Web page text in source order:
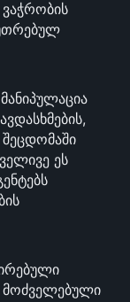
ეს
მოძველებული